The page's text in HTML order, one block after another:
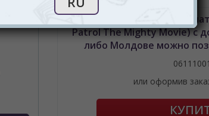
Купить Джанга Щенячий
Patrol The Mighty Movie) с
либо Молдове можно
или оформив